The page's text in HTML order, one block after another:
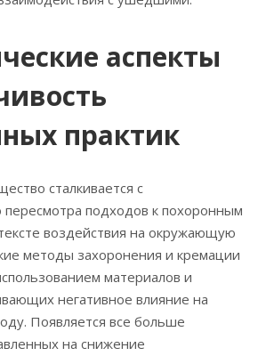
аспекты
практик
сталкивается с
подходов к похоронным
воздействия на окружающую
методы захоронения и кремации
материалов и
негативное влияние на
Появляется все больше
на снижение